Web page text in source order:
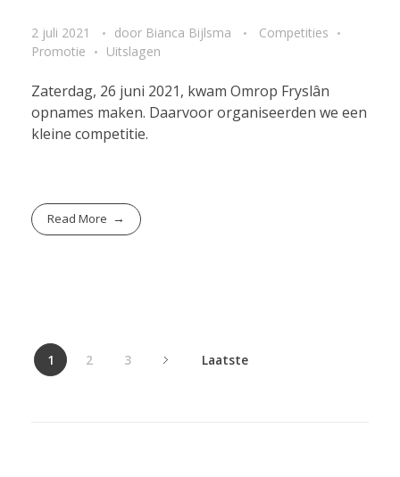
2 juli 2021 door Bianca Bijlsma
Competities
Promotie
Uitslagen
Zaterdag, 26 juni 2021, kwam Omrop Fryslân
opnames maken. Daarvoor organiseerden we een
kleine competitie.
Read More
1 2 3 Laatste